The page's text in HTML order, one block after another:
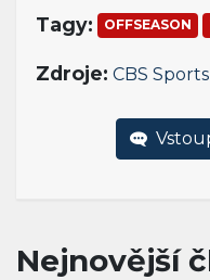
Tagy: OFFSEASON
Zdroje: CBS Sports
Nejnovější